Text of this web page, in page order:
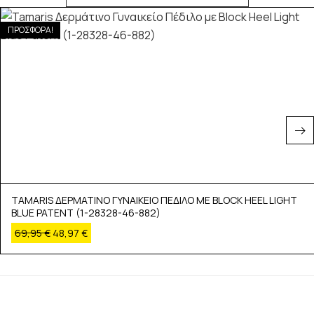
ΠΡΟΣΦΟΡΑ!
TAMARIS ΔΕΡΜΑΤΙΝΟ ΓΥΝΑΙΚΕΙΟ ΠΕΔΙΛΟ ΜΕ BLOCK HEEL LIGHT
BLUE PATENT (1-28328-46-882)
69,95€ 48,97 €